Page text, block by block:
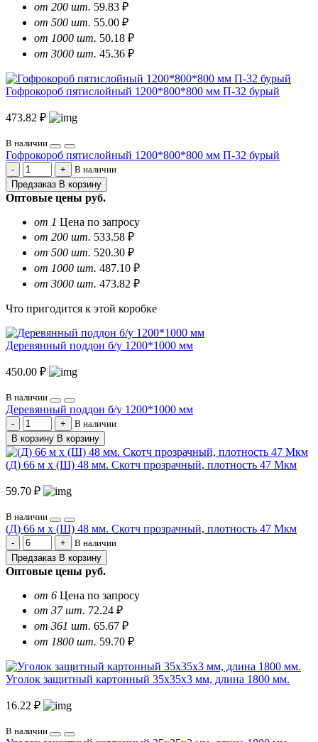
от 200 шт. 59.83 ₽
от 500 шт. 55.00 ₽
от 1000 шт. 50.18 ₽
от 3000 шт. 45.36 ₽
Гофрокороб пятислойный 1200*800*800 мм П-32 бурый
473.82 ₽
В наличии
Гофрокороб пятислойный 1200*800*800 мм П-32 бурый
В наличии
Предзаказ В корзину
Оптовые цены руб.
от 1 Цена по запросу
от 200 шт. 533.58 ₽
от 500 шт. 520.30 ₽
от 1000 шт. 487.10 ₽
от 3000 шт. 473.82 ₽
Что пригодится к этой коробке
Деревянный поддон б/у 1200*1000 мм
450.00 ₽
В наличии
Деревянный поддон б/у 1200*1000 мм
В наличии
В корзину В корзину
(Д) 66 м х (Ш) 48 мм. Скотч прозрачный, плотность 47 Мкм
59.70 ₽
В наличии
(Д) 66 м х (Ш) 48 мм. Скотч прозрачный, плотность 47 Мкм
В наличии
Предзаказ В корзину
Оптовые цены руб.
от 6 Цена по запросу
от 37 шт. 72.24 ₽
от 361 шт. 65.67 ₽
от 1800 шт. 59.70 ₽
Уголок защитный картонный 35х35х3 мм, длина 1800 мм.
16.22 ₽
В наличии